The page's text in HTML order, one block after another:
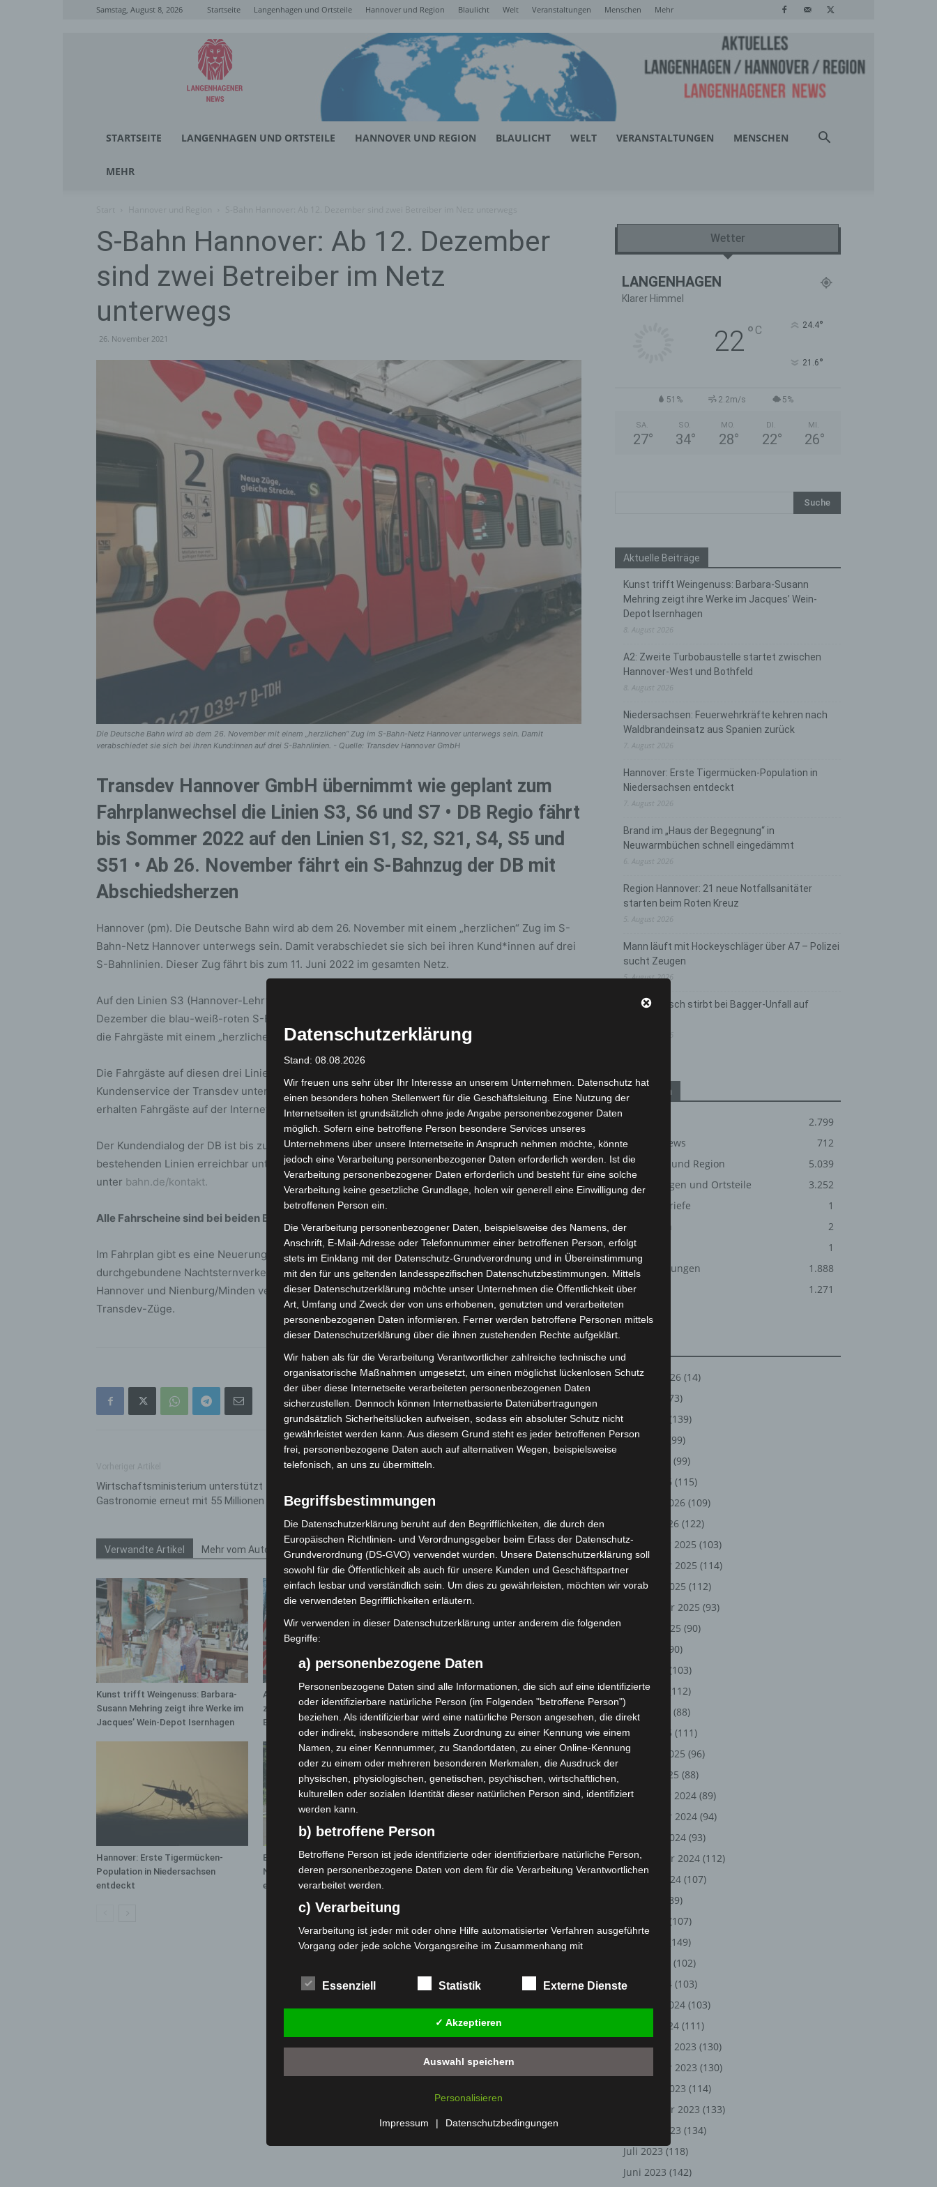
Samstag, August 8, 2026 Startseite Langenhagen und Ortsteile Hannover und Region Blaulicht Welt Veranstaltungen Menschen Mehr
Langenhagener
News
STARTSEITE LANGENHAGEN UND ORTSTEILE HANNOVER UND REGION BLAULICHT WELT VERANSTALTUNGEN MENSCHEN
MEHR
S-Bahn Hannover: Ab 12. Dezember
sind zwei Betreiber im Netz
unterwegs
26. November 2021
Die Deutsche Bahn wird ab dem 26. November mit einem „herzlichen“ Zug im S-Bahn-Netz Hannover unterwegs sein. Damit
verabschiedet sie sich bei ihren Kund:innen auf drei S-Bahnlinien. - Quelle: Transdev Hannover GmbH
Transdev Hannover GmbH übernimmt wie geplant zum
Fahrplanwechsel die Linien S3, S6 und S7 • DB Regio fährt
bis Sommer 2022 auf den Linien S1, S2, S21, S4, S5 und
S51 • Ab 26. November fährt ein S-Bahnzug der DB mit
Abschiedsherzen
Hannover (pm). Die Deutsche Bahn wird ab dem 26. November mit einem „herzlichen“ Zug im S-
Bahn-Netz Hannover unterwegs sein. Damit verabschiedet sie sich bei ihren Kund*innen auf drei
S-Bahnlinien. Dieser Zug fährt bis zum 11. Juni 2022 im gesamten Netz.
Auf den Linien S3 (Hannover-Lehrte–Hildesheim), S6 und S7 (Hannover–Celle) werden ab 12.
Dezember die blau-weiß-roten S-Bahnzüge der Transdev Hannover GmbH fahren. Hier werden
die Fahrgäste mit einem „herzlichen“ Zug begrüßt.
Die Fahrgäste auf diesen drei Linien können sich dann mit all ihren Anliegen an den
Kundenservice der Transdev unter
info@sbahn-hannover.de
wenden. Weitere Informationen
erhalten Fahrgäste auf der Internetseitewww.sbahn-hannover.de.
Der Kundendialog der DB ist bis zum Sommer 2022 weiterhin als Ansprechpartner für die
bestehenden Linien erreichbar unter 0511 45901645 Stichwort „Nahverkehr“ oder im Internet
unter bahn.de/kontakt.
Alle Fahrscheine sind bei beiden Betreibern gültig.
Im Fahrplan gibt es eine Neuerung. Der bisherige zwischen Celle und Nienburg/Minden
durchgebundene Nachtsternverkehr wird ab 12. Dezember in Hannover Hbf gebrochen. Zwischen
Hannover und Nienburg/Minden verkehren dann die DB-Züge, zwischen Hannover und Celle die
Transdev-Züge.
Wirtschaftsministerium unterstützt
Gastronomie erneut mit 55 Millionen Euro
Verwandte Artikel Mehr vom Autor
Kunst trifft Weingenuss: Barbara-
Susann Mehring zeigt ihre Werke im
Jacques’ Wein-Depot Isernhagen
A2: Zweite Turbobaustelle startet
zwischen Hannover-West und
Bothfeld
Niedersachsen: Feuerwehrkräfte
kehren nach Waldbrandeinsatz aus
Spanien zurück
Hannover: Erste Tigermücken-
Population in Niedersachsen
entdeckt
Brand im „Haus der Begegnung“ in
Neuwarmbüchen schnell
eingedämmt
Region Hannover: 21 neue
Notfallsanitäter starten beim Roten
Wetter
LANGENHAGEN
Klarer Himmel
22° C 24.4°
21.6°
51% 2.2m/s 5%
SA.
27°
SO.
34°
MO.
28°
DI.
22°
MI.
26°
Aktuelle Beiträge
Kunst trifft Weingenuss: Barbara-Susann
Mehring zeigt ihre Werke im Jacques’ Wein-
Depot Isernhagen
8. August 2026
A2: Zweite Turbobaustelle startet zwischen
Hannover-West und Bothfeld
8. August 2026
Niedersachsen: Feuerwehrkräfte kehren nach
Waldbrandeinsatz aus Spanien zurück
7. August 2026
Hannover: Erste Tigermücken-Population in
Niedersachsen entdeckt
7. August 2026
Brand im „Haus der Begegnung“ in
Neuwarmbüchen schnell eingedämmt
6. August 2026
Region Hannover: 21 neue Notfallsanitäter
starten beim Roten Kreuz
5. August 2026
Mann läuft mit Hockeyschläger über A7 – Polizei
sucht Zeugen
5. August 2026
Celle: Mensch stirbt bei Bagger-Unfall auf
Kategorien
2.799
Corona-News
712
Hannover und Region
5.039
Langenhagen und Ortsteile
3.252
Leserbriefe
1
Menschen
2
Über uns
1
Veranstaltungen
1.888
Welt
1.271
August 2026 (14)
(73)
(139)
Mai 2026
(99)
(99)
März 2026 (115)
Februar 2026 (109)
Januar 2026 (122)
Dezember 2025 (103)
November 2025 (114)
Oktober 2025 (112)
September 2025 (93)
August 2025 (90)
(90)
(103)
Mai 2025
(112)
April 2025
(88)
März 2025 (111)
Februar 2025 (96)
Januar 2025 (88)
Dezember 2024 (89)
November 2024 (94)
Oktober 2024 (93)
September 2024 (112)
August 2024 (107)
(89)
(107)
(149)
(102)
März 2024 (103)
Februar 2024 (103)
Januar 2024 (111)
Dezember 2023 (130)
November 2023 (130)
Oktober 2023 (114)
September 2023 (133)
August 2023 (134)
Juli 2023 (118)
Juni 2023 (142)
Datenschutzerklärung
Stand: 08.08.2026
Wir freuen uns sehr über Ihr Interesse an unserem Unternehmen. Datenschutz hat
einen besonders hohen Stellenwert für die Geschäftsleitung. Eine Nutzung der
Internetseiten ist grundsätzlich ohne jede Angabe personenbezogener Daten
möglich. Sofern eine betroffene Person besondere Services unseres
Unternehmens über unsere Internetseite in Anspruch nehmen möchte, könnte
jedoch eine Verarbeitung personenbezogener Daten erforderlich werden. Ist die
Verarbeitung personenbezogener Daten erforderlich und besteht für eine solche
Verarbeitung keine gesetzliche Grundlage, holen wir generell eine Einwilligung der
betroffenen Person ein.
Die Verarbeitung personenbezogener Daten, beispielsweise des Namens, der
Anschrift, E-Mail-Adresse oder Telefonnummer einer betroffenen Person, erfolgt
stets im Einklang mit der Datenschutz-Grundverordnung und in Übereinstimmung
mit den für uns geltenden landesspezifischen Datenschutzbestimmungen. Mittels
dieser Datenschutzerklärung möchte unser Unternehmen die Öffentlichkeit über
Art, Umfang und Zweck der von uns erhobenen, genutzten und verarbeiteten
personenbezogenen Daten informieren. Ferner werden betroffene Personen mittels
dieser Datenschutzerklärung über die ihnen zustehenden Rechte aufgeklärt.
Wir haben als für die Verarbeitung Verantwortlicher zahlreiche technische und
organisatorische Maßnahmen umgesetzt, um einen möglichst lückenlosen Schutz
der über diese Internetseite verarbeiteten personenbezogenen Daten
sicherzustellen. Dennoch können Internetbasierte Datenübertragungen
grundsätzlich Sicherheitslücken aufweisen, sodass ein absoluter Schutz nicht
gewährleistet werden kann. Aus diesem Grund steht es jeder betroffenen Person
frei, personenbezogene Daten auch auf alternativen Wegen, beispielsweise
telefonisch, an uns zu übermitteln.
Begriffsbestimmungen
Die Datenschutzerklärung beruht auf den Begrifflichkeiten, die durch den
Europäischen Richtlinien- und Verordnungsgeber beim Erlass der Datenschutz-
Grundverordnung (DS-GVO) verwendet wurden. Unsere Datenschutzerklärung soll
sowohl für die Öffentlichkeit als auch für unsere Kunden und Geschäftspartner
einfach lesbar und verständlich sein. Um dies zu gewährleisten, möchten wir vorab
die verwendeten Begrifflichkeiten erläutern.
Wir verwenden in dieser Datenschutzerklärung unter anderem die folgenden
Begriffe:
a) personenbezogene Daten
Personenbezogene Daten sind alle Informationen, die sich auf eine identifizierte
oder identifizierbare natürliche Person (im Folgenden "betroffene Person")
beziehen. Als identifizierbar wird eine natürliche Person angesehen, die direkt
oder indirekt, insbesondere mittels Zuordnung zu einer Kennung wie einem
Namen, zu einer Kennnummer, zu Standortdaten, zu einer Online-Kennung
oder zu einem oder mehreren besonderen Merkmalen, die Ausdruck der
physischen, physiologischen, genetischen, psychischen, wirtschaftlichen,
kulturellen oder sozialen Identität dieser natürlichen Person sind, identifiziert
werden kann.
b) betroffene Person
Betroffene Person ist jede identifizierte oder identifizierbare natürliche Person,
deren personenbezogene Daten von dem für die Verarbeitung Verantwortlichen
verarbeitet werden.
c) Verarbeitung
Verarbeitung ist jeder mit oder ohne Hilfe automatisierter Verfahren ausgeführte
Vorgang oder jede solche Vorgangsreihe im Zusammenhang mit
das Ordnen, die Speicherung, die Anpassung oder Veränderung, das Auslesen,
das Abfragen, die Verwendung, die Offenlegung durch Übermittlung, Verbreitung
oder eine andere Form der Bereitstellung, den Abgleich oder die Verknüpfung,
die Einschränkung, das Löschen oder die Vernichtung.
d) Einschränkung der Verarbeitung
Einschränkung der Verarbeitung ist die Markierung gespeicherter
Profiling ist jede Art der automatisierten Verarbeitung personenbezogener
Daten, die darin besteht, dass diese personenbezogenen Daten verwendet
werden, um bestimmte persönliche Aspekte, die sich auf eine natürliche Person
Essenziell Statistik Externe Dienste
✓ Akzeptieren
Auswahl speichern
Personalisieren
Impressum | Datenschutzbedingungen